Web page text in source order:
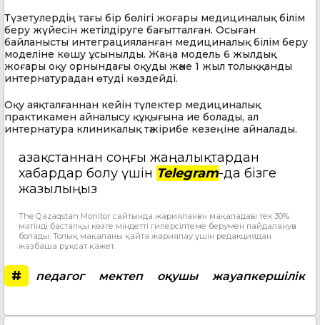
Түзетулердің тағы бір бөлігі жоғары медициналық білім
беру жүйесін жетілдіруге бағытталған. Осыған
байланысты интеграцияланған медициналық білім беру
моделіне көшу ұсынылды. Жаңа модель 6 жылдық
жоғары оқу орнындағы оқуды және 1 жыл толыққанды
интернатурадан өтуді көздейді.
Оқу аяқталғаннан кейін түлектер медициналық
практикамен айналысу құқығына ие болады, ал
интернатура клиникалық тәжірибе кезеңіне айналады.
Қазақстаннан соңғы жаңалықтардан
хабардар болу үшін Telegram-да бізге
жазылыңыз
The Qazaqstan Monitor сайтында жарияланған мақаладағы тек 30%
мәтінді бастапқы көзге міндетті гиперсілтеме берумен пайдалануға
болады. Толық мақаланы қайта жариялау үшін редакциядан
жазбаша рұқсат қажет.
# педагог мектеп оқушы жауапкершілік